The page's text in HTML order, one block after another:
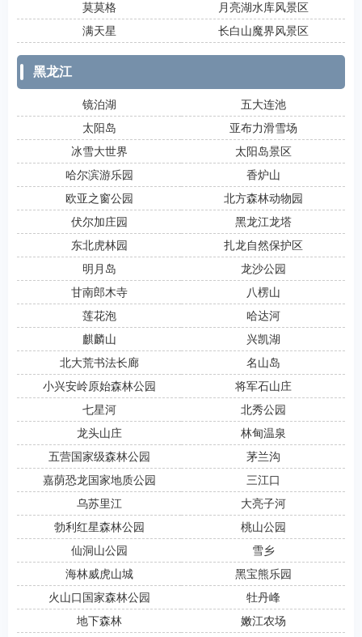
莫莫格
月亮湖水库风景区
满天星
长白山魔界风景区
黑龙江
镜泊湖
五大连池
太阳岛
亚布力滑雪场
冰雪大世界
太阳岛景区
哈尔滨游乐园
香炉山
欧亚之窗公园
北方森林动物园
伏尔加庄园
黑龙江龙塔
东北虎林园
扎龙自然保护区
明月岛
龙沙公园
甘南郎木寺
八楞山
莲花泡
哈达河
麒麟山
兴凯湖
北大荒书法长廊
名山岛
小兴安岭原始森林公园
将军石山庄
七星河
北秀公园
龙头山庄
林甸温泉
五营国家级森林公园
茅兰沟
嘉荫恐龙国家地质公园
三江口
乌苏里江
大亮子河
勃利红星森林公园
桃山公园
仙洞山公园
雪乡
海林威虎山城
黑宝熊乐园
火山口国家森林公园
牡丹峰
地下森林
嫩江农场